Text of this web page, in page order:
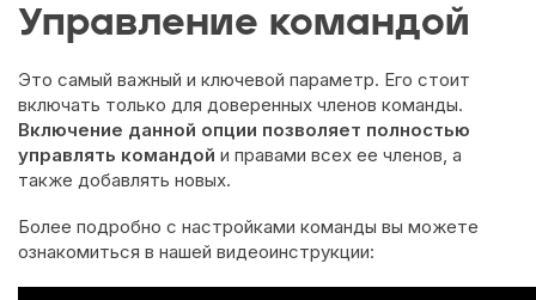
Управление командой
Это самый важный и ключевой параметр. Его стоит
включать только для доверенных членов команды.
Включение данной опции позволяет полностью
управлять командой и правами всех ее членов, а
также добавлять новых.
Более подробно с настройками команды вы можете
ознакомиться в нашей видеоинструкции: